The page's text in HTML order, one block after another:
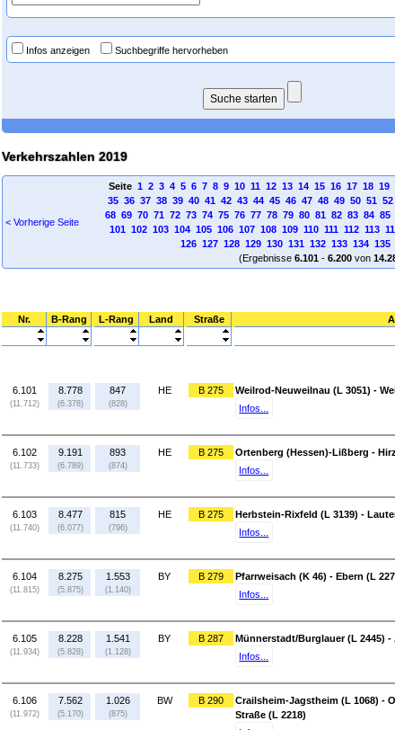
Infos anzeigen Suchbegriffe hervorheben
Verkehrszahlen 2019
< Vorherige Seite
Seite 1 2 3 4 5 6 7 8 9 10 11 12 13 14 15 16 17 18 19
35 36 37 38 39 40 41 42 43 44 45 46 47 48 49 50 51 52
68 69 70 71 72 73 74 75 76 77 78 79 80 81 82 83 84 85
101 102 103 104 105 106 107 108 109 110 111 112 113
126 127 128 129 130 131 132 133 134 135
(Ergebnisse 6.101- 6.200von
Nr. B-Rang L-Rang Land Straße
6.101
(11.712)
8.778
(6.378)
847
(828)
HE B 275
Weilrod-Neuweilnau (L 3051) -
Infos...
6.102
(11.733)
9.191
(6.789)
893
(874)
HE B 275
Ortenberg (Hessen)-Lißberg -
Infos...
6.103
(11.740)
8.477
(6.077)
815
(796)
HE B 275
Herbstein-Rixfeld (L 3139) -
Infos...
6.104
(11.815)
8.275
(5.875)
1.553
(1.140)
BY B 279
Pfarrweisach (K 46) - Ebern (L
Infos...
6.105
(11.934)
8.228
(5.828)
1.541
(1.128)
BY B 287
Münnerstadt/Burglauer (L 2445) -
Infos...
6.106
(11.972)
7.562
(5.170)
1.026
(875)
BW B 290
Crailsheim-Jagstheim (L 1068) -
Straße (L 2218)